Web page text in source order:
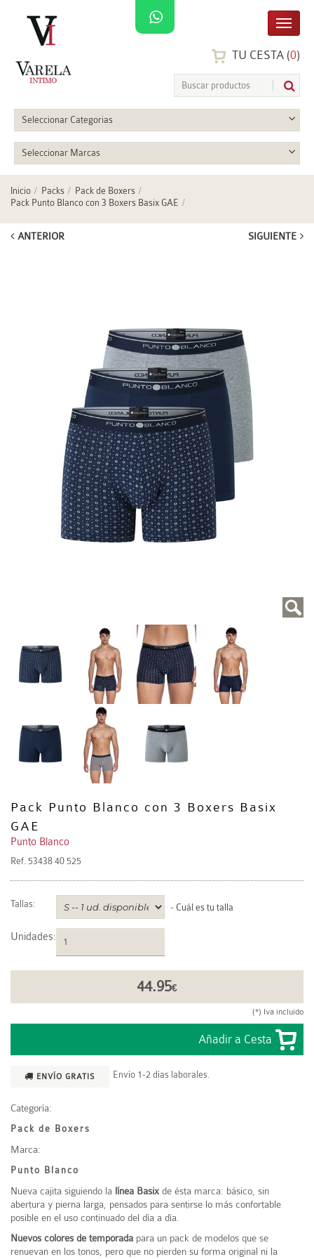
TU CESTA (0)
Seleccionar Categorias
Seleccionar Marcas
Inicio Packs
Pack de Boxers
Pack Punto Blanco con 3 Boxers Basix GAE
ANTERIOR SIGUIENTE
Pack Punto Blanco con 3 Boxers Basix
GAE
Punto Blanco
Ref. 53438 40 525
Tallas: - Cuál es tu talla
Unidades:
44.95€
(*) Iva incluido
ENVÍO GRATIS Envío 1-2 días laborales.
Categoría:
Pack de Boxers
Marca:
Punto Blanco
Nueva cajita siguiendo la línea Basix de ésta marca: básico, sin
abertura y pierna larga, pensados para sentirse lo más confortable
posible en el uso continuado del día a día.
Nuevos colores de temporada para un pack de modelos que se
renuevan en los tonos, pero que no pierden su forma original ni la